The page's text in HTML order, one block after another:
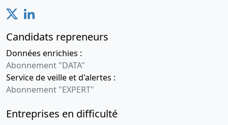
Candidats repreneurs
Données enrichies :
Abonnement "DATA"
Service de veille et d'alertes :
Abonnement "EXPERT"
Entreprises en difficulté